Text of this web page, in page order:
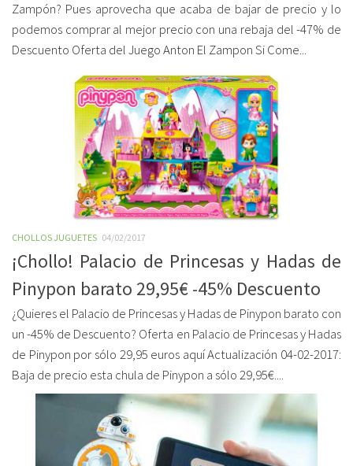
Zampón? Pues aprovecha que acaba de bajar de precio y lo
podemos comprar al mejor precio con una rebaja del -47% de
Descuento Oferta del Juego Anton El Zampon Si Come...
CHOLLOS JUGUETES 04/02/2017
¡Chollo! Palacio de Princesas y Hadas de
Pinypon barato 29,95€ -45% Descuento
¿Quieres el Palacio de Princesas y Hadas de Pinypon barato con
un -45% de Descuento? Oferta en Palacio de Princesas y Hadas
de Pinypon por sólo 29,95 euros aquí Actualización 04-02-2017:
Baja de precio esta chula de Pinypon a sólo 29,95€....